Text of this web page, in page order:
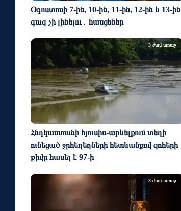
Օգոստոսի 7-ին, 10-ին, 11-ին, 12-ին և 13-ին
գազ չի լինելու․ հասցեներ
Հնդկաստանի հյուսիս-արևելքում տեղի
ունեցած ջրհեղեղների հետևանքով զոհերի
թիվը հասել է 97-ի
3 ժամ առաջ
3 ժամ առաջ